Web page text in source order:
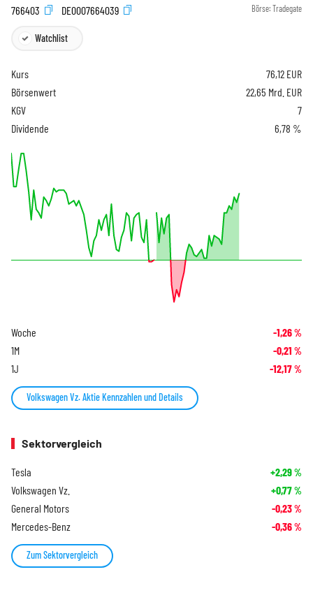
766403
DE0007664039 Börse: Tradegate
Watchlist
Kurs 76,12 EUR
Börsenwert
22,65 Mrd. EUR
KGV
7
Dividende
6,78 %
Woche -1,26%
1M -0,21 %
1J -12,17%
Volkswagen Vz. Aktie Kennzahlen und Details
Sektorvergleich
Tesla +2,29%
Volkswagen Vz. +0,77%
General Motors -0,23%
Mercedes-Benz -0,36%
Zum Sektorvergleich